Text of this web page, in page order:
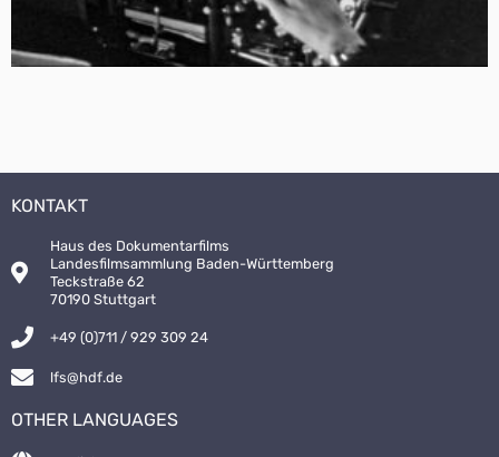
KONTAKT
Haus des Dokumentarfilms
Landesfilmsammlung Baden-Württemberg
Teckstraße 62
70190 Stuttgart
+49 (0)711 / 929 309 24
lfs@hdf.de
OTHER LANGUAGES